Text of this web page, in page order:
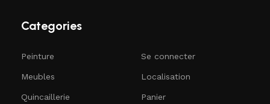
Categories
Peinture
Meubles
Quincaillerie
Se connecter
Localisation
Panier